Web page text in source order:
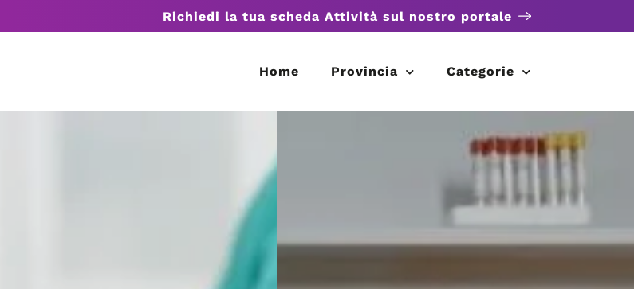
Richiedi la tua scheda Attività sul nostro portale
Home Provincia Categorie